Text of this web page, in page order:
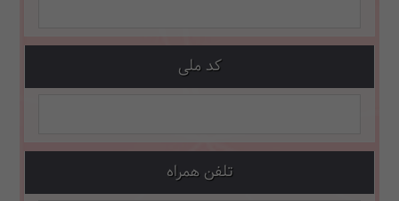
کد ملی
تلفن همراه